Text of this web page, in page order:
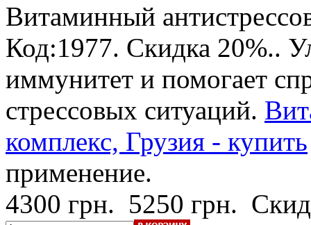
Витаминный
Код:1977. Скидка 20%..
иммунитет и помогает
стрессовых ситуаций.
комплекс, Грузия - купить
применение.
4300 грн. 5250 грн.